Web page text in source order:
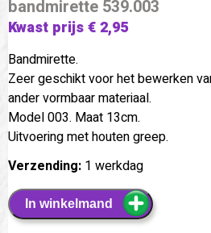
bandmirette 539.003
Kwast prijs € 2,95
Bandmirette.
Zeer geschikt voor het bewerken
ander vormbaar materiaal.
Model 003. Maat 13cm.
Uitvoering met houten greep.
Verzending: 1 werkdag
In winkelmand